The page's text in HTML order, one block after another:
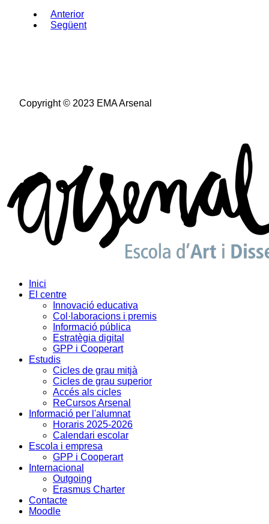
Anterior
Següent
Copyright © 2023 EMA Arsenal
Inici
El centre
Innovació educativa
Col·laboracions i premis
Informació pública
Estratègia digital
GPP i Cooperart
Estudis
Cicles de grau mitjà
Cicles de grau superior
Accés als cicles
ReCursos Arsenal
Informació per l'alumnat
Horaris 2025-2026
Calendari escolar
Escola i empresa
GPP i Cooperart
Internacional
Outgoing
Erasmus Charter
Contacte
Moodle